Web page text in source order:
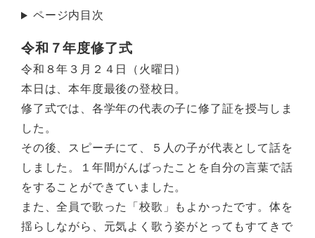
ページ内目次
令和７年度修了式
令和８年３月２４日（火曜日）
本日は、本年度最後の登校日。
修了式では、各学年の代表の子に修了証を授与しま
した。
その後、スピーチにて、５人の子が代表として話を
しました。１年間がんばったことを自分の言葉で話
をすることができていました。
また、全員で歌った「校歌」もよかったです。体を
揺らしながら、元気よく歌う姿がとってもすてきで